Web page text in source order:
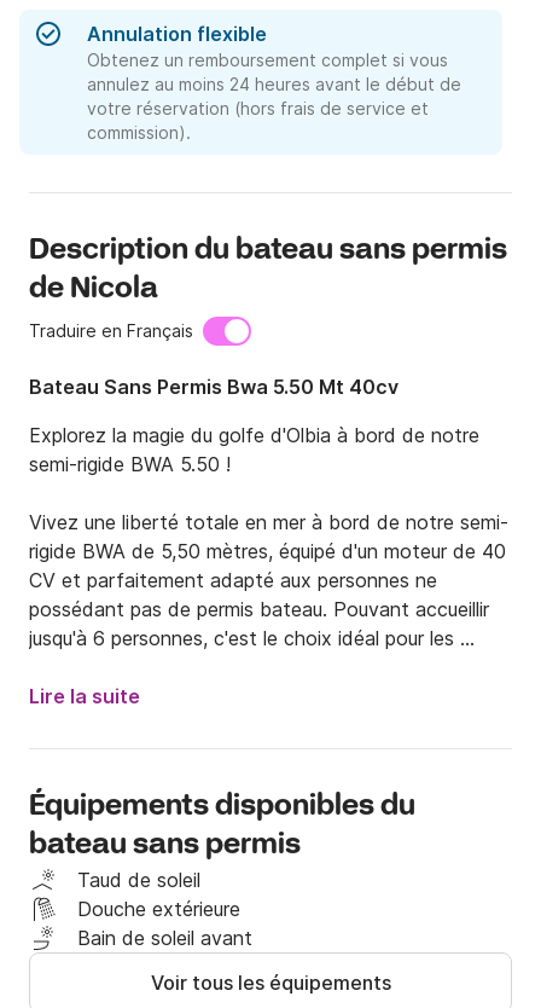
Annulation flexible
Obtenez un remboursement complet si vous
annulez au moins 24 heures avant le début de
votre réservation (hors frais de service et
commission).
Description du bateau sans permis
de Nicola
Traduire en Français
Bateau Sans Permis Bwa 5.50 Mt 40cv
Explorez la magie du golfe d'Olbia à bord de notre
semi-rigide BWA 5.50 !
Vivez une liberté totale en mer à bord de notre semi-
rigide BWA de 5,50 mètres, équipé d'un moteur de 40
CV et parfaitement adapté aux personnes ne
possédant pas de permis bateau. Pouvant accueillir
jusqu'à 6 personnes, c'est le choix idéal pour les
passer une journée inoubliable sur l'eau.
Confort et praticité pour une journée parfaite :
ce semi-rigide est équipé de tout le nécessaire pour
une journée de détente en mer : coussins
confortables, taud de soleil, échelle de bain et
douche d'eau douce pratique pour se rincer après une
baignade dans les eaux cristallines.
Départ sans stress de la plage de Pittulongu Mare e
Lire la suite
Équipements disponibles du
bateau sans permis
Taud de soleil
Douche extérieure
Bain de soleil avant
Voir tous les équipements